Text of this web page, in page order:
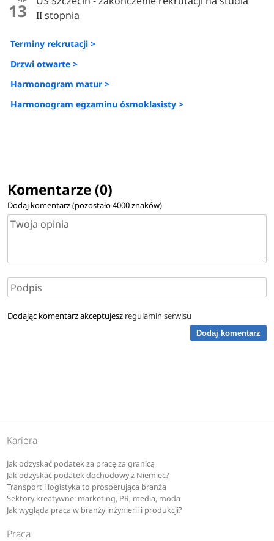
13
II stopnia
Terminy rekrutacji >
Drzwi otwarte >
Harmonogram matur >
Harmonogram egzaminu ósmoklasisty >
Komentarze (0)
Dodaj komentarz (pozostało4000znaków)
Dodając komentarz akceptujesz regulamin serwisu
Dodaj komentarz
Kariera
Jak odzyskać podatek za pracę za granicą
Jak odzyskać podatek dochodowy z Niemiec?
Transport i logistyka to prosperująca branża
Sektory kreatywne: marketing, PR, media, moda
Jak wygląda praca w branży inżynierii i produkcji?
Praca